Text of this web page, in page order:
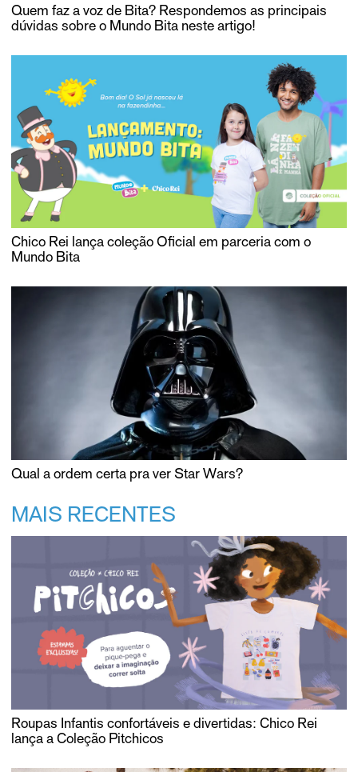
Quem faz a voz de Bita? Respondemos as principais
dúvidas sobre o Mundo Bita neste artigo!
Chico Rei lança coleção Oficial em parceria com o
Mundo Bita
Qual a ordem certa pra ver Star Wars?
MAIS RECENTES
Roupas Infantis confortáveis e divertidas: Chico Rei
lança a Coleção Pitchicos